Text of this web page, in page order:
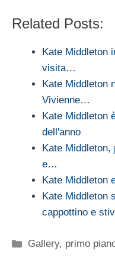
Related Posts:
Kate Middleton
visita…
Kate Middleton
Vivienne…
Kate Middleton
dell'anno
Kate
e…
Kate Middleton
Kate Middleton
cappottino e
Categorie
Gallery, primo